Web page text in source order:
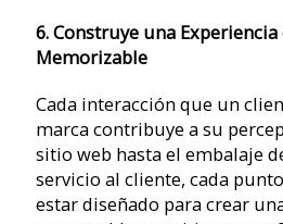
6. Construye una
Memorizable
Cada interacción que un
marca contribuye a su
sitio web hasta el embalaje
servicio al cliente, cada
estar diseñado para crear